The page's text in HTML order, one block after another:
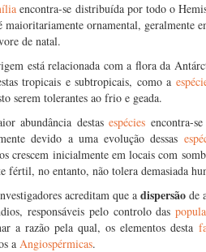
encontra-se distribuída por todo o
maioritariamente ornamental, geralmente
de natal.
está relacionada com a flora da
tropicais e subtropicais, como a
serem tolerantes ao frio e geada.
abundância destasespécies encontra-
devido a uma evolução dessas
crescem inicialmente em locais com
fértil, no entanto, não tolera demasiada
acreditam que a dispersão de
responsáveis pelo controlo das
a razão pela qual, os elementos desta
a Angiospérmicas.